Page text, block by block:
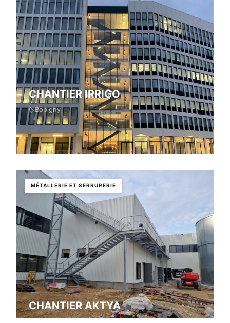
CHANTIER IRRIGO
Bobigny
MÉTALLERIE ET SERRURERIE
CHANTIER AKTYA